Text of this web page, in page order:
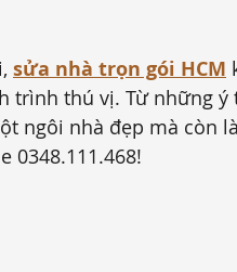
sửa nhà trọn gói HCM
trình thú vị. Từ những
ngôi nhà đẹp mà còn
0348.111.468!